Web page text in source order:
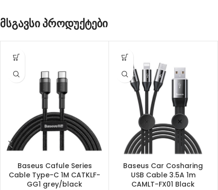
მსგავსი პროდუქტები
Baseus Cafule Series
Cable Type-C 1M CATKLF-
GG1 grey/black
Baseus Car Cosharing
USB Cable 3.5A 1m
CAMLT-FX01 Black